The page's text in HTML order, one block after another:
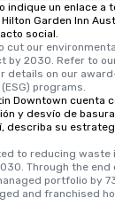
indique un enlace a
Garden Inn
social.
cut our
by 2030. Refer to
details on our
programs.
Downtown cuenta
y desvío de
describa su
to reducing waste
Through the end
portfolio by
and franchised